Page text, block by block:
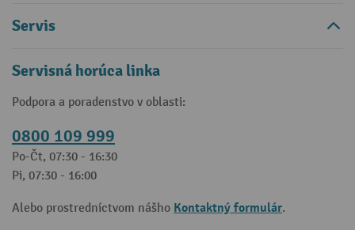
Servis
Servisná horúca linka
Podpora a poradenstvo v oblasti:
0800 109 999
Po-Čt, 07:30 - 16:30
Pi, 07:30 - 16:00
Alebo prostredníctvom nášho Kontaktný formulár.